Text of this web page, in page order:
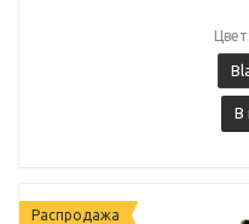
В
Распродажа